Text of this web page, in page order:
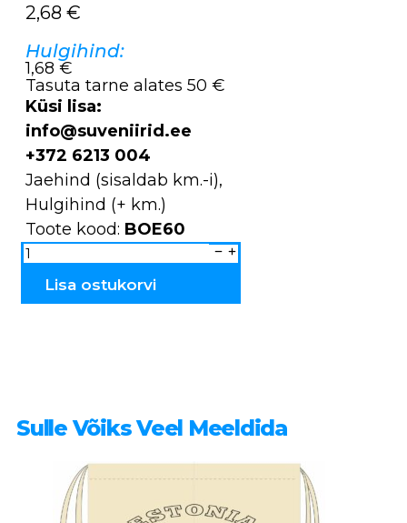
2,68 €
Hulgihind:
1,68 €
Tasuta tarne alates 50 €
Küsi lisa:
info@suveniirid.ee
+372 6213 004
Jaehind (sisaldab km.-i),
Hulgihind (+ km.)
Toote kood: BOE60
Kapp
mini
portselanist
Lisa ostukorvi
Sulle Võiks Veel Meeldida